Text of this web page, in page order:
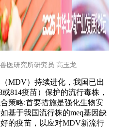
医研究所研究员 高玉龙
MDV）持续进化，我国已出
814疫苗）保护的流行毒株，
策略:首要措施是强化生物安
基于我国流行株的meq基因缺
的疫苗，以应对MDV新流行